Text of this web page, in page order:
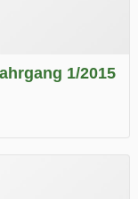
1/2015